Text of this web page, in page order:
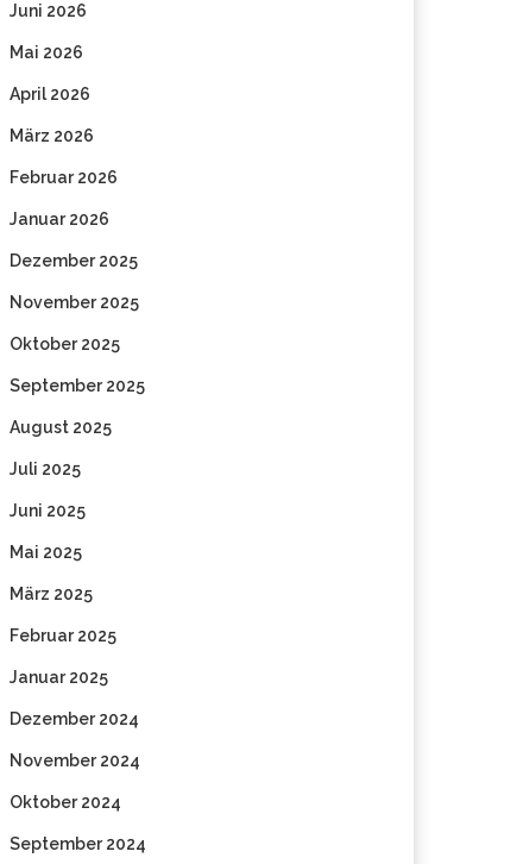
Juni 2026
Mai 2026
April 2026
März 2026
Februar 2026
Januar 2026
Dezember 2025
November 2025
Oktober 2025
September 2025
August 2025
Juli 2025
Juni 2025
Mai 2025
März 2025
Februar 2025
Januar 2025
Dezember 2024
November 2024
Oktober 2024
September 2024